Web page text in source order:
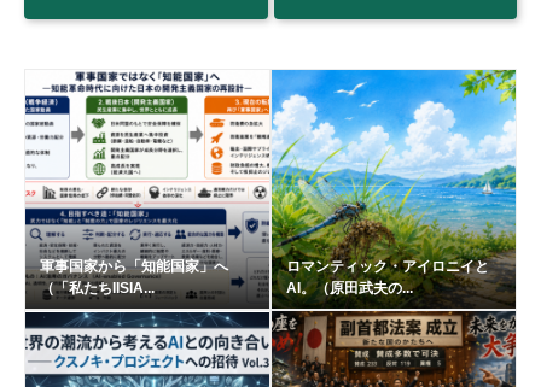
軍事国家から「知能国家」へ
（「私たちIISIA...
ロマンティック・アイロニイと
AI。（原田武夫の...